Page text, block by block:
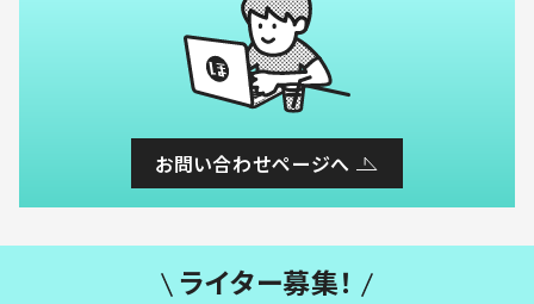
お問い合わせページへ
ライター募集！